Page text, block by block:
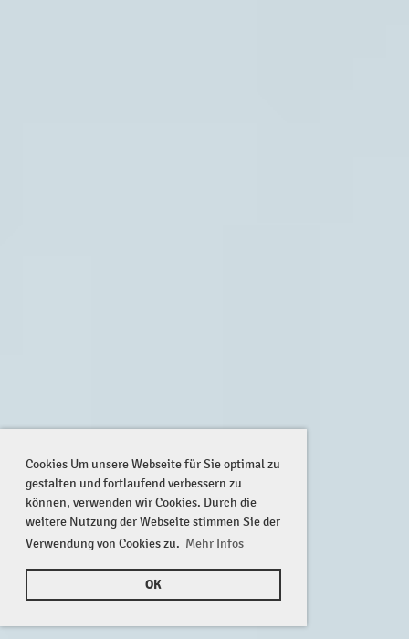
Cookies Um unsere Webseite für Sie optimal zu
gestalten und fortlaufend verbessern zu
können, verwenden wir Cookies. Durch die
weitere Nutzung der Webseite stimmen Sie der
Verwendung von Cookies zu. Mehr Infos
OK